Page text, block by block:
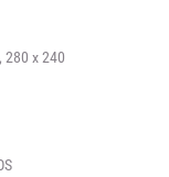
280 x 240